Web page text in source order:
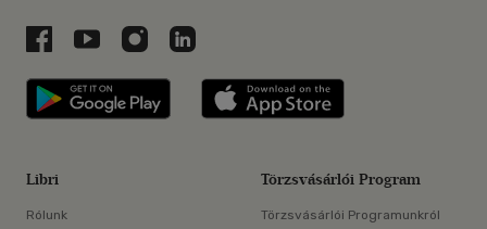
Libri a Facebookon
Libri a Youtube-on
Libri az Instagramon
Libri a LinkedInen
Libri applikáció Szerezd meg: Google
Libri
Rólunk
Törzsvásárlói Program
Törzsvásárlói Programunkról